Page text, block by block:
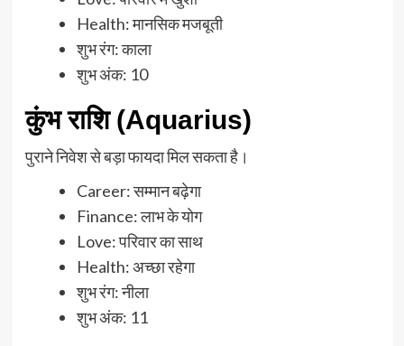
Health: मानसिक मजबूती
शुभ रंग: काला
शुभ अंक: 10
कुंभ राशि (Aquarius)
पुराने निवेश से बड़ा फायदा मिल सकता है।
Career: सम्मान बढ़ेगा
Finance: लाभ के योग
Love: परिवार का साथ
Health: अच्छा रहेगा
शुभ रंग: नीला
शुभ अंक: 11